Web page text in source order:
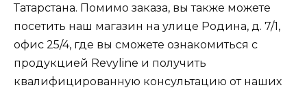
Татарстана. Помимо заказа, вы также можете
посетить наш магазин на улице Родина, д. 7/1,
офис 25/4, где вы сможете ознакомиться с
продукцией Revyline и получить
квалифицированную консультацию от наших